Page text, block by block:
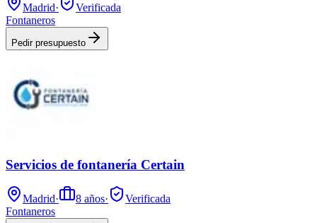
Madrid·
Verificada
Fontaneros
Pedir presupuesto
Servicios de fontanería Certain
Madrid· 8 años·
Verificada
Fontaneros